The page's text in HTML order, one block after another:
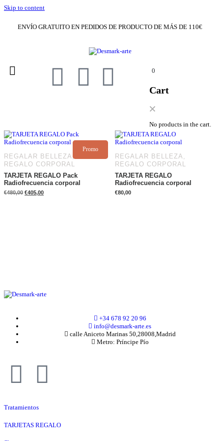
Skip to content
ENVÍO GRATUITO EN PEDIDOS DE PRODUCTO DE MÁS DE 110€
0
Cart
No products in the cart.
Promo
REGALAR BELLEZA,
REGALO CORPORAL
TARJETA REGALO Pack
Radiofrecuencia corporal
€480,00 €405,00
REGALAR BELLEZA,
REGALO CORPORAL
TARJETA REGALO
Radiofrecuencia corporal
€80,00
+34 678 92 20 96
info@desmark-arte.es
calle Aniceto Marinas 50,28008,Madrid
Metro: Príncipe Pío
Tratamientos
TARJETAS REGALO